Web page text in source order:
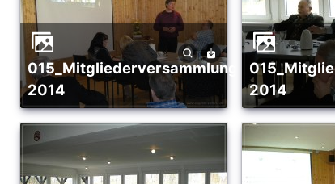
015_Mitgliederversammlung_02-
2014
015_Mitgliederversammlung_02-
2014